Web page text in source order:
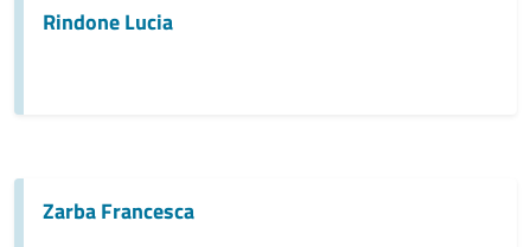
Rindone Lucia
Zarba Francesca